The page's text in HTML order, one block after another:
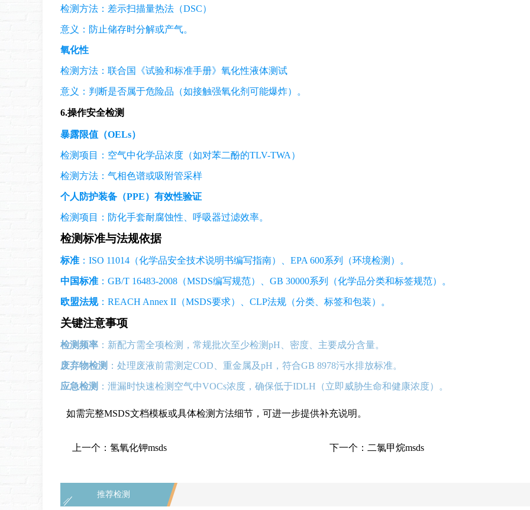
检测方法：差示扫描量热法（DSC）
意义：防止储存时分解或产气。
氧化性
检测方法：联合国《试验和标准手册》氧化性液体测试
意义：判断是否属于危险品（如接触强氧化剂可能爆炸）。
6.操作安全检测
暴露限值（OELs）
检测项目：空气中化学品浓度（如对苯二酚的TLV-TWA）
检测方法：气相色谱或吸附管采样
个人防护装备（PPE）有效性验证
检测项目：防化手套耐腐蚀性、呼吸器过滤效率。
检测标准与法规依据
标准 ：ISO 11014（化学品安全技术说明书编写指南）、EPA 600系列（环境检测）。
中国标准 ：GB/T 16483-2008（MSDS编写规范）、GB 30000系列（化学品分类和标签规范）。
欧盟法规：REACH Annex II（MSDS要求）、CLP法规（分类、标签和包装）。
关键注意事项
检测频率 ：新配方需全项检测，常规批次至少检测pH、密度、主要成分含量。
废弃物检测 ：处理废液前需测定COD、重金属及pH，符合GB 8978污水排放标准。
应急检测 ：泄漏时快速检测空气中VOCs浓度，确保低于IDLH（立即威胁生命和健康浓度）。
如需完整MSDS文档模板或具体检测方法细节，可进一步提供补充说明。
上一个： 氢氧化钾msds 下一个： 二氯甲烷msds
推荐检测